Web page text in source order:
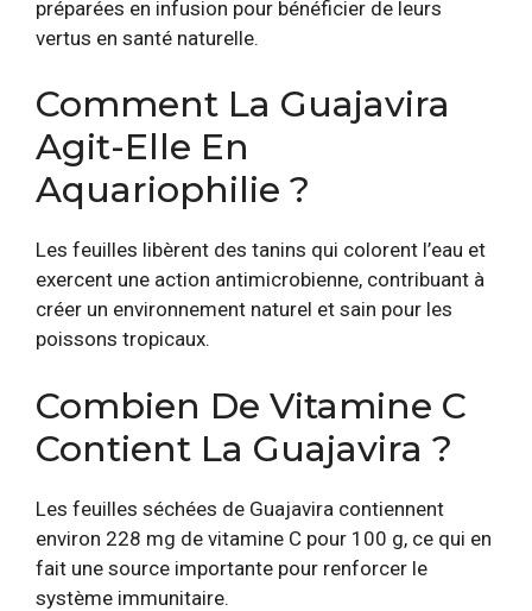
préparées en infusion pour bénéficier de leurs
vertus en santé naturelle.
Comment La Guajavira
Agit-Elle En
Aquariophilie ?
Les feuilles libèrent des tanins qui colorent l’eau et
exercent une action antimicrobienne, contribuant à
créer un environnement naturel et sain pour les
poissons tropicaux.
Combien De Vitamine C
Contient La Guajavira ?
Les feuilles séchées de Guajavira contiennent
environ 228 mg de vitamine C pour 100 g, ce qui en
fait une source importante pour renforcer le
système immunitaire.